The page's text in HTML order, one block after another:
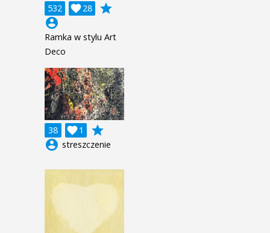
532 28

grade
account_circle
Ramka w stylu Art
Deco
38 1

grade
account_circle streszczenie